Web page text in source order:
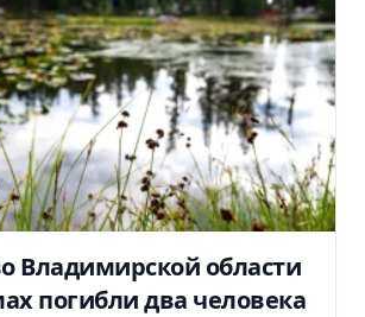
Владимирской области
погибли два человека